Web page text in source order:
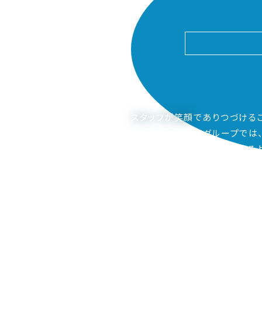
スタッフが笑顔でありつづける
ピアーサーティーグループでは
ご家族も笑顔になってもらえる